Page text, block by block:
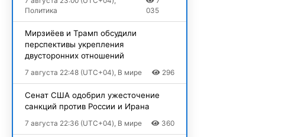
Политика
035
Мирзиёев и Трамп обсудили
перспективы укрепления
двусторонних отношений
7 августа 22:48 (UTC+04), В мире 296
Сенат США одобрил ужесточение
санкций против России и Ирана
7 августа 22:36 (UTC+04), В мире 360